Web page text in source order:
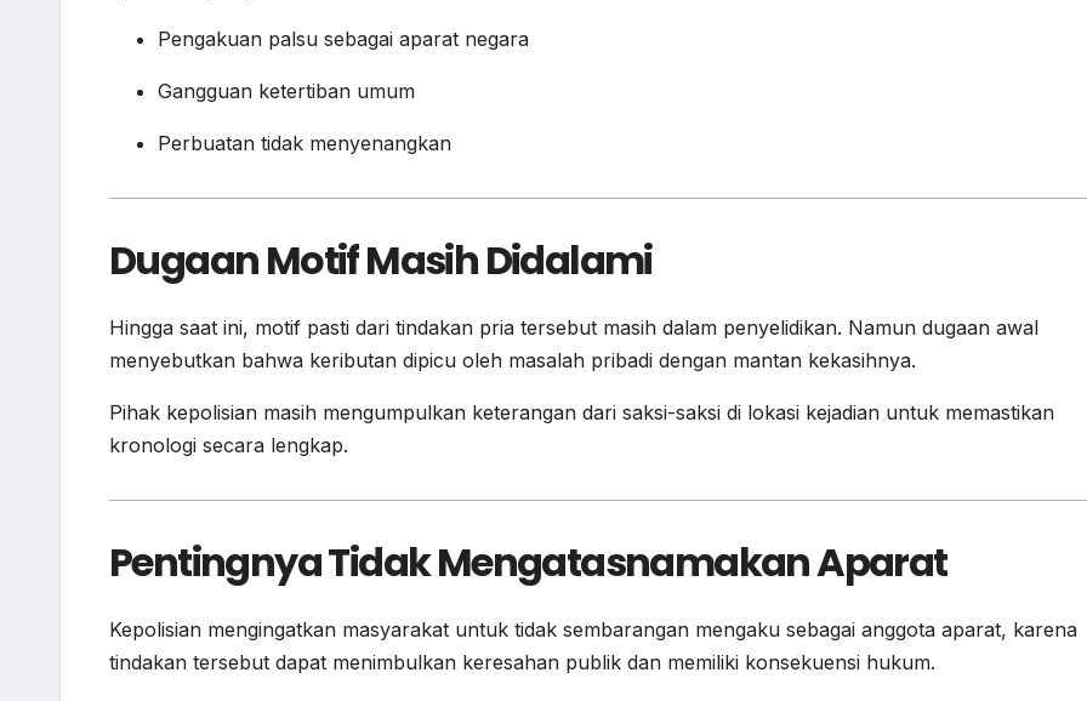
Pengakuan palsu sebagai aparat negara
Gangguan ketertiban umum
Perbuatan tidak menyenangkan
Dugaan Motif Masih Didalami
Hingga saat ini, motif pasti dari tindakan pria tersebut masih dalam penyelidikan. Namun dugaan awal
menyebutkan bahwa keributan dipicu oleh masalah pribadi dengan mantan kekasihnya.
Pihak kepolisian masih mengumpulkan keterangan dari saksi-saksi di lokasi kejadian untuk memastikan
kronologi secara lengkap.
Pentingnya Tidak Mengatasnamakan Aparat
Kepolisian mengingatkan masyarakat untuk tidak sembarangan mengaku sebagai anggota aparat, karena
tindakan tersebut dapat menimbulkan keresahan publik dan memiliki konsekuensi hukum.